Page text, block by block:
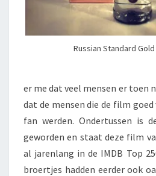
Russian Standard Gold
er me dat veel mensen er toen
dat de mensen die de film
fan werden. Ondertussen is
geworden en staat deze film
al jarenlang in de IMDB Top
broertjes hadden eerder ook